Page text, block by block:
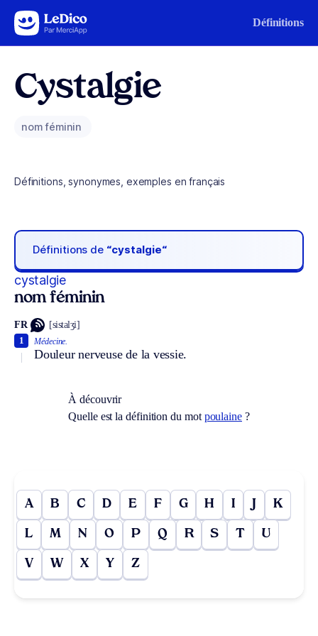
Aller au contenu Définitions
Cystalgie
nom féminin
Définitions, synonymes, exemples en français
Définitions de “cystalgie“
cystalgie
nom féminin
FR [sistalʒi]
Médecine.
Douleur nerveuse de la vessie.
1
À découvrir
Quelle est la définition du mot poulaine?
A B C D E F G H I J K
L M N O P Q R S T U
V W X Y Z